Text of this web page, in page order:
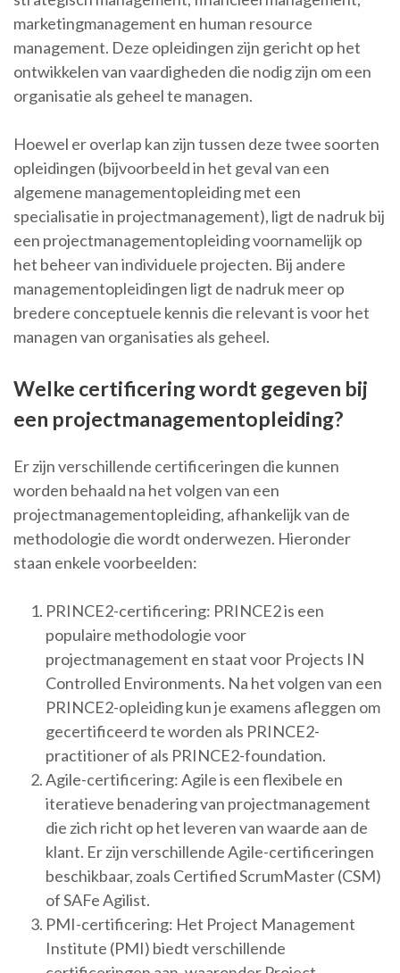
marketingmanagement en human resource
management. Deze opleidingen zijn gericht op het
ontwikkelen van vaardigheden die nodig zijn om een
organisatie als geheel te managen.
Hoewel er overlap kan zijn tussen deze twee soorten
opleidingen (bijvoorbeeld in het geval van een
algemene managementopleiding met een
specialisatie in projectmanagement), ligt de nadruk bij
een projectmanagementopleiding voornamelijk op
het beheer van individuele projecten. Bij andere
managementopleidingen ligt de nadruk meer op
bredere conceptuele kennis die relevant is voor het
managen van organisaties als geheel.
Welke certificering wordt gegeven bij
een projectmanagementopleiding?
Er zijn verschillende certificeringen die kunnen
worden behaald na het volgen van een
projectmanagementopleiding, afhankelijk van de
methodologie die wordt onderwezen. Hieronder
staan enkele voorbeelden:
PRINCE2-certificering: PRINCE2 is een
populaire methodologie voor
projectmanagement en staat voor Projects IN
Controlled Environments. Na het volgen van een
PRINCE2-opleiding kun je examens afleggen om
gecertificeerd te worden als PRINCE2-
practitioner of als PRINCE2-foundation.
Agile-certificering: Agile is een flexibele en
iteratieve benadering van projectmanagement
die zich richt op het leveren van waarde aan de
klant. Er zijn verschillende Agile-certificeringen
beschikbaar, zoals Certified ScrumMaster (CSM)
of SAFe Agilist.
PMI-certificering: Het Project Management
Institute (PMI) biedt verschillende